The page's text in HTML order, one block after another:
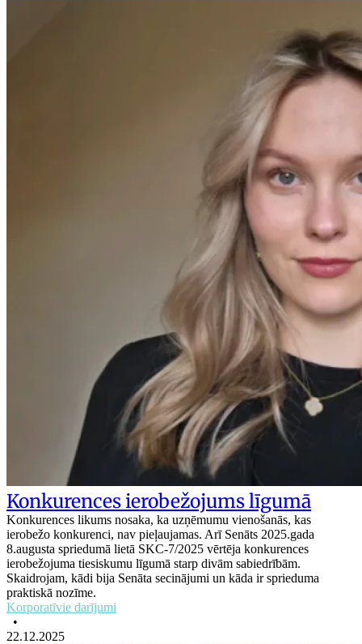
Konkurences ierobežojums līgumā
Konkurences likums nosaka, ka uzņēmumu vienošanās, kas
ierobežo konkurenci, nav pieļaujamas. Arī Senāts 2025.gada
8.augusta spriedumā lietā SKC-7/2025 vērtēja konkurences
ierobežojuma tiesiskumu līgumā starp divām sabiedrībām.
Skaidrojam, kādi bija Senāta secinājumi un kāda ir sprieduma
praktiskā nozīme.
Korporatīvie darījumi
•
22.12.2025